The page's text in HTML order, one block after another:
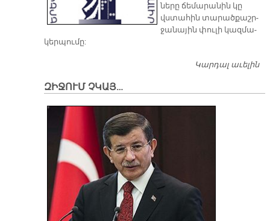
նե­րը ճե­մա­րա­նին կը
վստա­հին տա­րա­ծքաշր­
ջա­նա­յին փու­լի կազ­մա­
կեր­պու­մը:
Կարդալ աւելին
ԶԻՋՈՒՄ ՉԿԱՅ…